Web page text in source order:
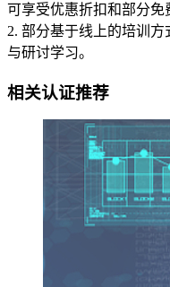
可享受优惠折扣和部分免
2. 部分基于线上的培训
与研讨学习。
相关认证推荐